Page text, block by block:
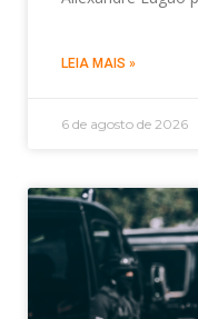
LEIA MAIS »
6 de agosto de 2026